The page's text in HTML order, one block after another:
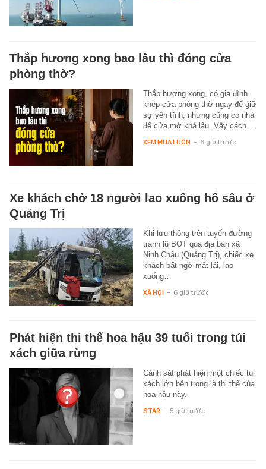
Thắp hương xong bao lâu thì đóng cửa
phòng thờ?
Thắp hương xong, có gia đình
khép cửa phòng thờ ngay để giữ
sự yên tĩnh, nhưng cũng có nhà
để cửa mở khá lâu. Vậy cách…
XEM MUA LUÔN - 6 giờ trước
Xe khách chở 18 người lao xuống hố sâu ở
Quảng Trị
Khi lưu thông trên tuyến đường
tránh lũ BOT qua địa bàn xã
Ninh Châu (Quảng Trị), chiếc xe
khách bất ngờ mất lái, lao
xuống…
XÃ HỘI - 6 giờ trước
Phát hiện thi thể hoa hậu 39 tuổi trong túi
xách giữa rừng
Cảnh sát phát hiện một chiếc túi
xách lớn bên trong là thi thể của
hoa hậu này.
STAR - 5 giờ trước